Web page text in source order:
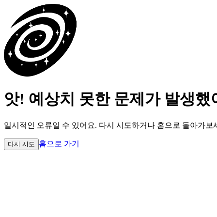
앗! 예상치 못한 문제가 발생했
일시적인 오류일 수 있어요. 다시 시도하거나 홈으로 돌아가보
다시 시도 홈으로 가기